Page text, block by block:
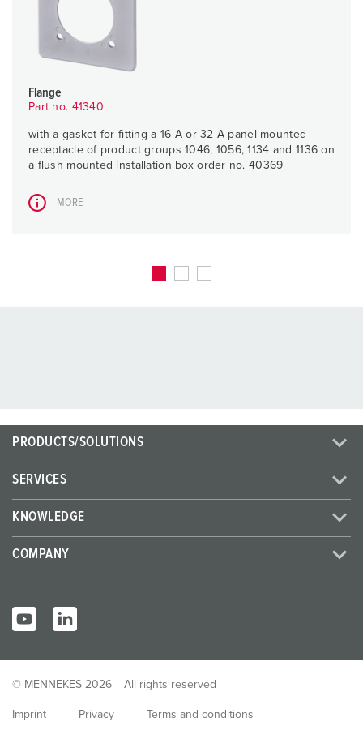
Flange
Part no. 41340
with a gasket for fitting a 16 A or 32 A panel mounted
receptacle of product groups 1046, 1056, 1134 and 1136 on
a flush mounted installation box order no. 40369
MORE
PRODUCTS/SOLUTIONS
SERVICES
KNOWLEDGE
COMPANY
© MENNEKES 2026 All rights reserved
Imprint Privacy Terms and conditions